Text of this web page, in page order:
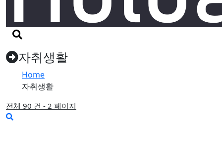
검
색
버
튼자취생활
Home
자취생활
전체 90 건 - 2 페이지